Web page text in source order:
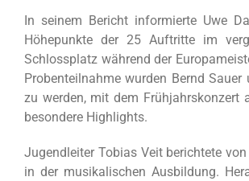
In seinem Bericht informierte Uwe
Höhepunkte der 25 Auftritte im
Schlossplatz während der
Probenteilnahme wurden Bernd
zu werden, mit dem
besondere Highlights.
Jugendleiter Tobias Veit berichtete
in der musikalischen Ausbildung.